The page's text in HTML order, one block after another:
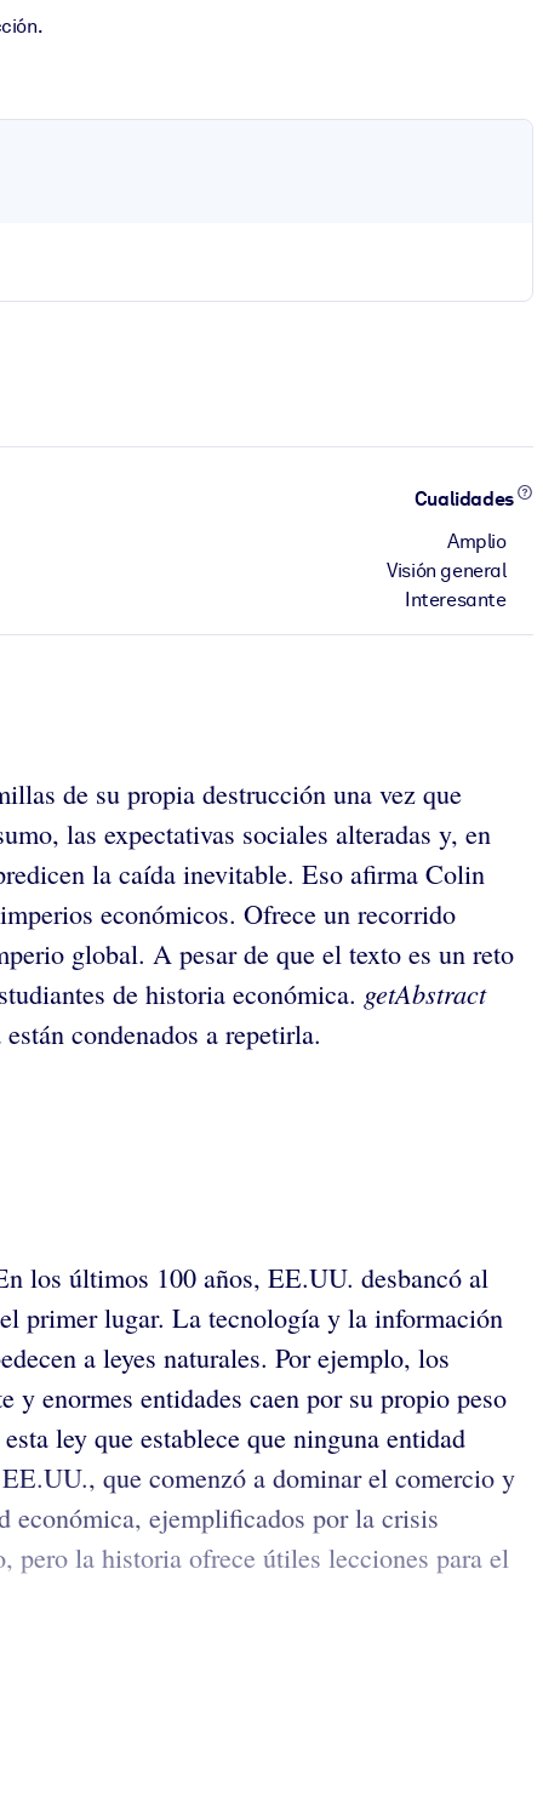
Cualidades
Amplio
Visión general
Interesante
de su propia destrucción una vez que
las expectativas sociales alteradas y, en
la caída inevitable. Eso afirma Colin
económicos. Ofrece un recorrido
global. A pesar de que el texto es un reto
de historia económica. getAbstract
condenados a repetirla.
los últimos 100 años, EE.UU. desbancó al
primer lugar. La tecnología y la información
a leyes naturales. Por ejemplo, los
enormes entidades caen por su propio peso
ley que establece que ninguna entidad
que comenzó a dominar el comercio y
económica, ejemplificados por la crisis
pero la historia ofrece útiles lecciones para el